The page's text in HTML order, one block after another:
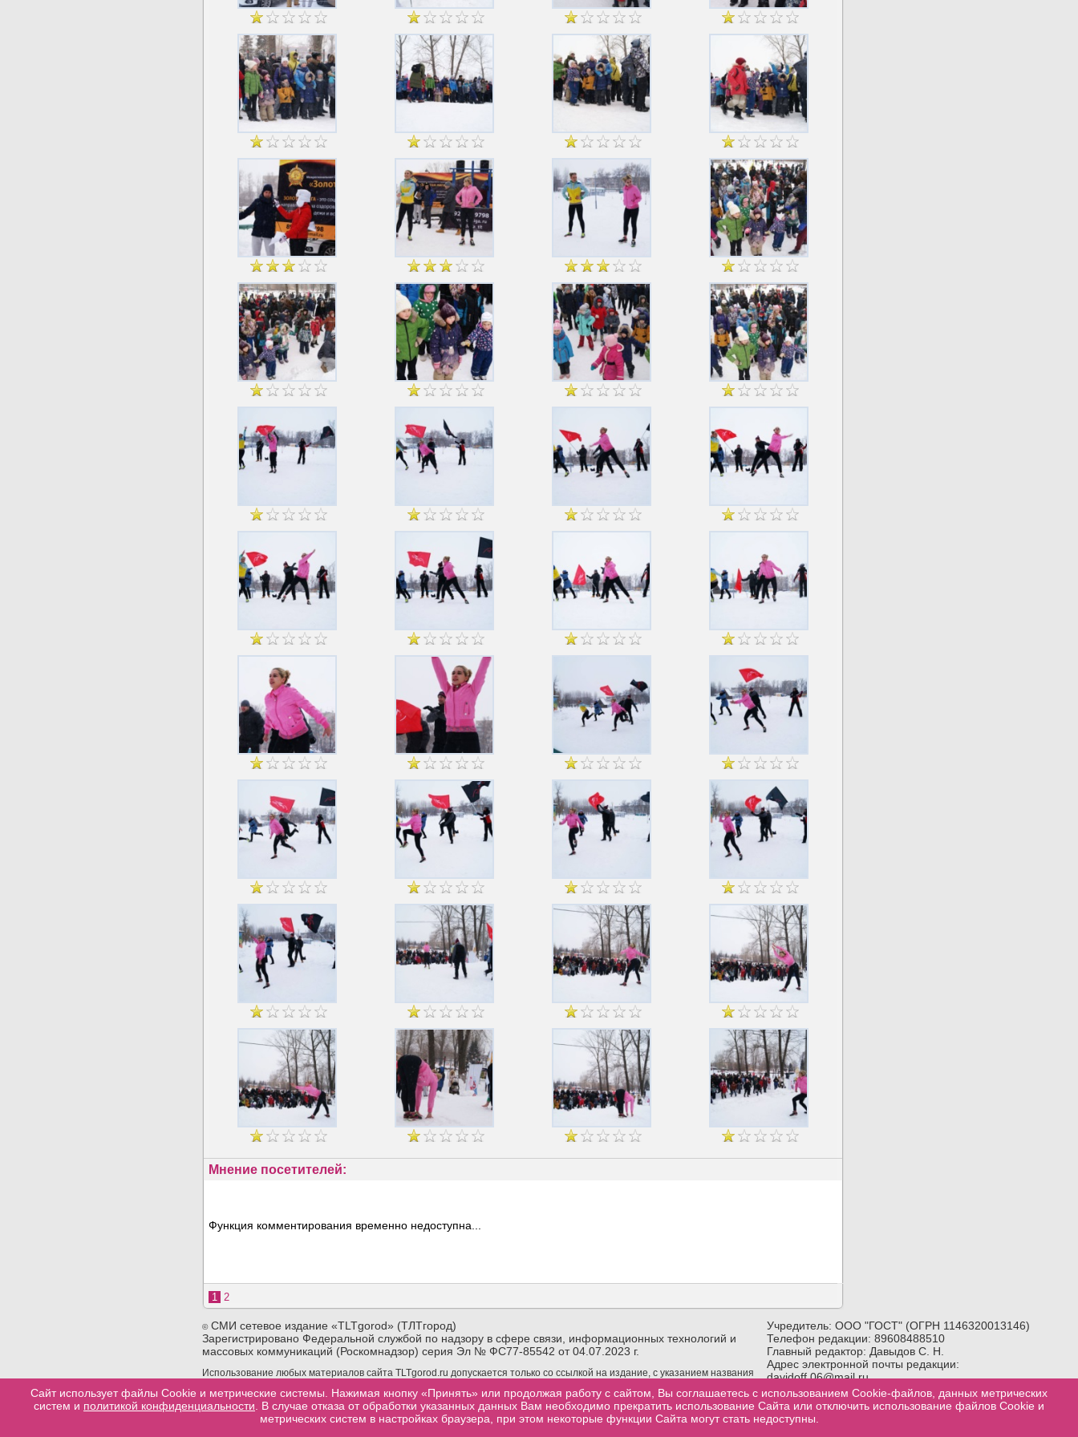
Мнение посетителей:
Функция комментирования временно недоступна...
1 2
©СМИ сетевое издание «TLTgorod» (ТЛТгород)
Зарегистрировано Федеральной службой по надзору в сфере связи, информационных технологий и
массовых коммуникаций (Роскомнадзор) серия Эл № ФС77-85542 от 04.07.2023 г.
Использование любых материалов сайта TLTgorod.ru допускается только со ссылкой на издание, с указанием названия
конкретную страницу сайта, с которой взята информация, размещенная не позже первого абзаца публикуемого
материала.
Учредитель: ООО "ГОСТ" (ОГРН 1146320013146)
Телефон редакции: 89608488510
Главный редактор: Давыдов С. Н.
Адрес электронной почты редакции:
davidoff.06@mail.ru
Возрастное ограничение:18+
Разработка сайтов в тольятти web-good.ru
Сайт использует файлы Cookie и метрические системы. Нажимая кнопку «Принять» или продолжая работу с сайтом, Вы соглашаетесь с использованием Cookie-файлов, данных метрических
систем и политикой конфиденциальности . В случае отказа от обработки указанных данных Вам необходимо прекратить использование Сайта или отключить использование файлов Cookie и
метрических систем в настройках браузера, при этом некоторые функции Сайта могут стать недоступны.